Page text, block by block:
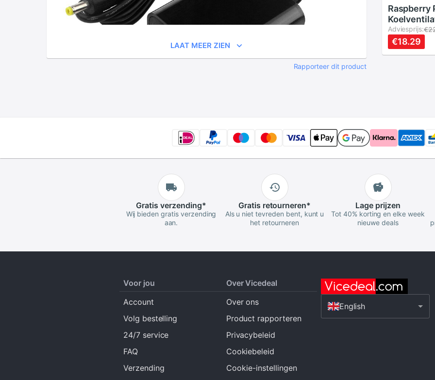
LAAT MEER ZIEN
Rapporteer dit product
Raspberry
- Dubbele
4B/3B+
Adviesprijs:
€18.29
Gratis verzending*
Wij bieden gratis verzending
aan.
Gratis retourneren*
Als u niet tevreden bent, kunt u
het retourneren
Lage prijzen
Tot 40% korting en elke week
nieuwe deals
Voor jou
Account
Volg bestelling
24/7 service
FAQ
Verzending
Over Vicedeal
Over ons
Product rapporteren
Privacybeleid
Cookiebeleid
Cookie-instellingen
English